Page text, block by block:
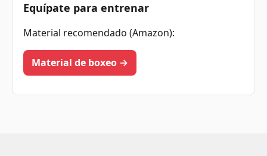
Equípate para entrenar
Material recomendado (Amazon):
Material de boxeo →